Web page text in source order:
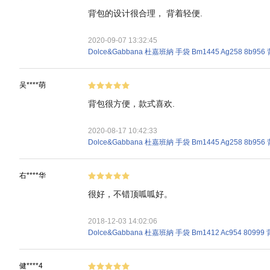
背包的设计很合理， 背着轻便.
2020-09-07 13:32:45
Dolce&Gabbana 杜嘉班納 手袋 Bm1445 Ag258 8b956
吴****萌
背包很方便，款式喜欢.
2020-08-17 10:42:33
Dolce&Gabbana 杜嘉班納 手袋 Bm1445 Ag258 8b956
右****华
很好，不错顶呱呱好。
2018-12-03 14:02:06
Dolce&Gabbana 杜嘉班納 手袋 Bm1412 Ac954 80999
健****4